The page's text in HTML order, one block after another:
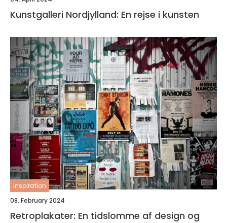
Kunstgalleri Nordjylland: En rejse i kunsten
inspiration
08. February 2024
Retroplakater: En tidslomme af design og